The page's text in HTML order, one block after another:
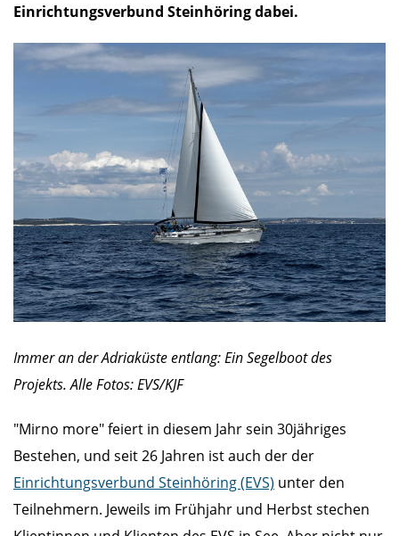
Einrichtungsverbund Steinhöring dabei.
Immer an der Adriaküste entlang: Ein Segelboot des
Projekts. Alle Fotos: EVS/KJF
"Mirno more" feiert in diesem Jahr sein 30jähriges
Bestehen, und seit 26 Jahren ist auch der der
Einrichtungsverbund Steinhöring (EVS) unter den
Teilnehmern. Jeweils im Frühjahr und Herbst stechen